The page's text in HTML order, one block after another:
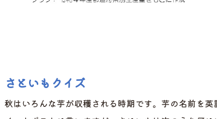
さといもクイズ
秋はいろんな芋が収穫される時期です。芋の名前を